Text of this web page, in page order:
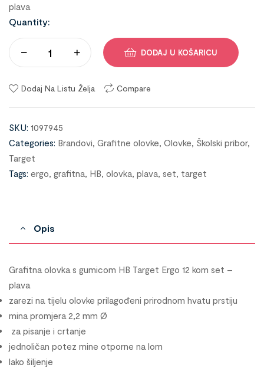
plava
Quantity:
DODAJ U KOŠARICU
Dodaj Na Listu Želja Compare
SKU: 1097945
Categories: Brandovi, Grafitne olovke, Olovke, Školski pribor,
Target
Tags: ergo, grafitna, HB, olovka, plava, set, target
Opis
Grafitna olovka s gumicom HB Target Ergo 12 kom set –
plava
zarezi na tijelu olovke prilagođeni prirodnom hvatu prstiju
mina promjera 2,2 mm Ø
za pisanje i crtanje
jednoličan potez mine otporne na lom
lako šiljenje